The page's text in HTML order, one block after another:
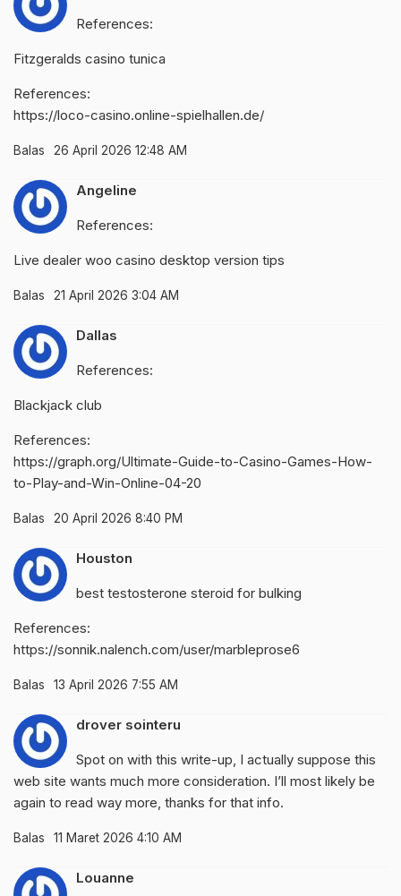
References:
Fitzgeralds casino tunica
References:
https://loco-casino.online-spielhallen.de/
Balas 26 April 2026 12:48 AM
Angeline
References:
Live dealer woo casino desktop version tips
Balas 21 April 2026 3:04 AM
Dallas
References:
Blackjack club
References:
https://graph.org/Ultimate-Guide-to-Casino-Games-How-
to-Play-and-Win-Online-04-20
Balas 20 April 2026 8:40 PM
Houston
best testosterone steroid for bulking
References:
https://sonnik.nalench.com/user/marbleprose6
Balas 13 April 2026 7:55 AM
drover sointeru
Spot on with this write-up, I actually suppose this
web site wants much more consideration. I’ll most likely be
again to read way more, thanks for that info.
Balas 11 Maret 2026 4:10 AM
Louanne